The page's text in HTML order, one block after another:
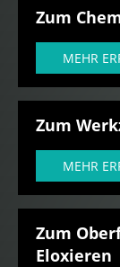
Zum
MEHR
Zum
MEHR
Zum
Eloxieren